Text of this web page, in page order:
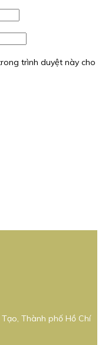
trình duyệt này cho
Thành phố Hồ Chí